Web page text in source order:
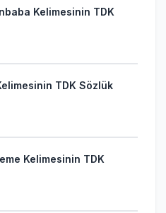
Kelimesinin TDK
TDK Sözlük
Kelimesinin TDK